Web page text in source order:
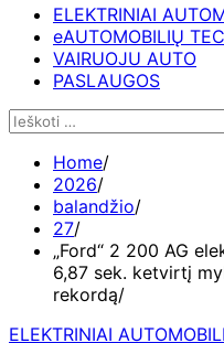
ELEKTRINIAI
eAUTOMOBILIŲ
VAIRUOJU AUTO
PASLAUGOS
Ieškoti:
Home
2026
balandžio
27
„Ford“ 2 200 AG
6,87 sek. ketvirtį
rekordą
ELEKTRINIAI